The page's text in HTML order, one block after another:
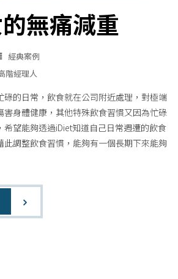
無痛減重
經典案例
階經理人
碌的日常，飲食就在公司附近處理，對極端
害身體健康，其他特殊飲食習慣又因為忙碌
望能夠透過iDiet知道自己日常週遭的飲食
調整飲食習慣，能夠有一個長期下來能夠